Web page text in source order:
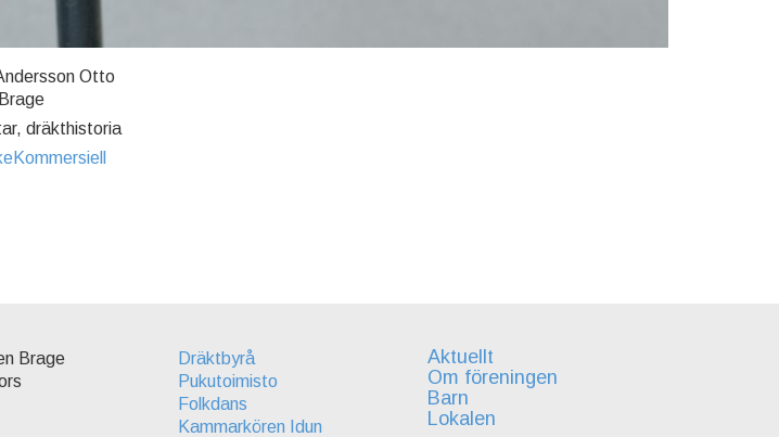
Otto
dräkthistoria
Brage
Dräktbyrå
Pukutoimisto
Folkdans
Kammarkören Idun
Aktuellt
Om föreningen
Barn
Lokalen